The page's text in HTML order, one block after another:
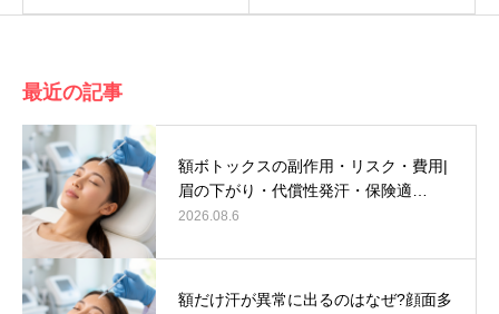
最近の記事
額ボトックスの副作用・リスク・費用|
眉の下がり・代償性発汗・保険適…
2026.08.6
額だけ汗が異常に出るのはなぜ?顔面多